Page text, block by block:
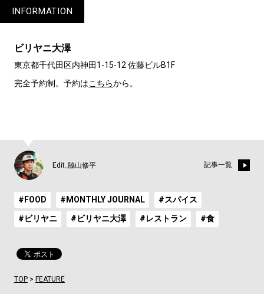
INFORMATION
ビリヤニ大澤
東京都千代田区内神田1-15-12 佐藤ビルB1F
完全予約制。予約はこちらから。
Edit_脇山修平 記事一覧
#FOOD #MONTHLY JOURNAL #スパイス
#ビリヤニ #ビリヤニ大澤 #レストラン #食
TOP> FEATURE